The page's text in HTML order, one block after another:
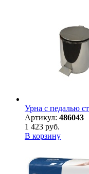
Урна с педалью
Артикул: 486043
1 423 руб.
В корзину